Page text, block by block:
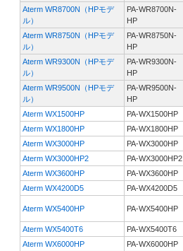
Aterm WR8700N（HPモデ
ル）
PA-WR8700N-
HP
Aterm WR8750N（HPモデ
ル）
PA-WR8750N-
HP
Aterm WR9300N（HPモデ
ル）
PA-WR9300N-
HP
Aterm WR9500N（HPモデ
ル）
PA-WR9500N-
HP
Aterm WX1500HP PA-WX1500HP
Aterm WX1800HP
PA-WX1800HP
Aterm WX3000HP
PA-WX3000HP
Aterm WX3000HP2
PA-WX3000HP2
Aterm WX3600HP
PA-WX3600HP
Aterm WX4200D5
PA-WX4200D5
Aterm WX5400HP PA-WX5400HP
Aterm WX5400T6
PA-WX5400T6
Aterm WX6000HP
PA-WX6000HP